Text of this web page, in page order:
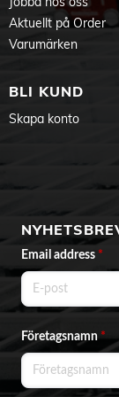
Aktuellt på Order
Varumärken
BLI KUND
Skapa konto
Email address *
Företagsnamn*